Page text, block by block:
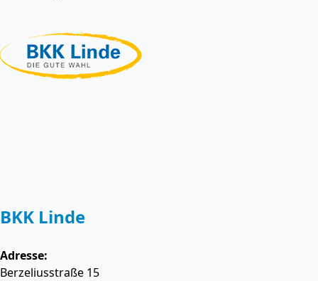
BKK Linde
Adresse:
Berzeliusstraße 15